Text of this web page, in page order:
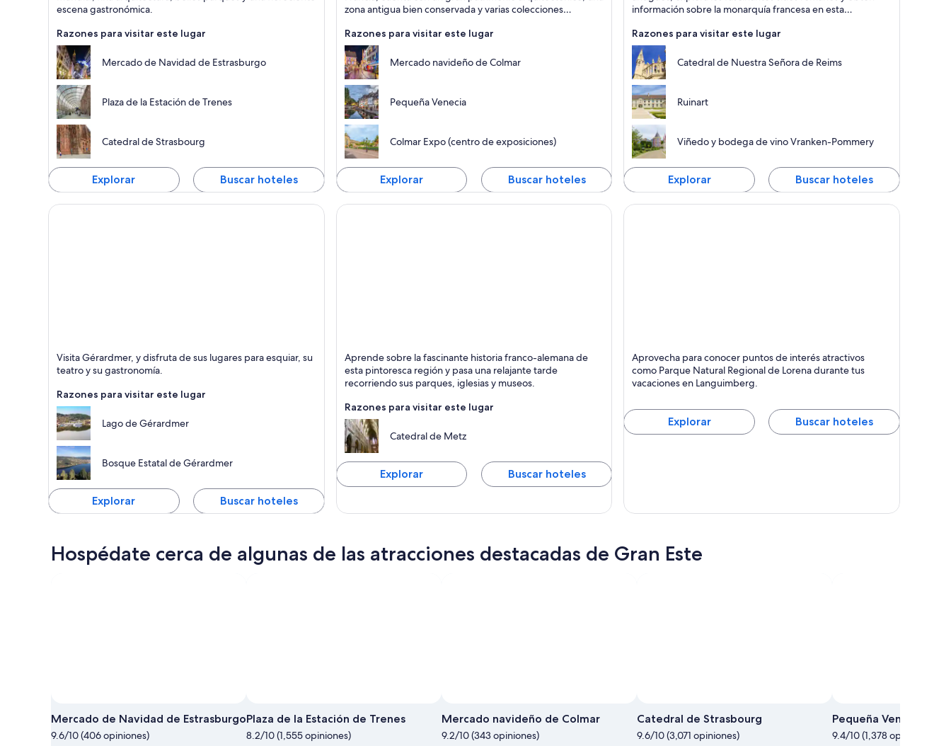
escena gastronómica.
Razones para visitar este lugar
Mercado de Navidad de Estrasburgo
Plaza de la Estación de Trenes
Catedral de Strasbourg
Explorar Buscar hoteles
zona antigua bien conservada y varias colecciones
Razones para visitar este lugar
Mercado navideño de Colmar
Pequeña Venecia
Colmar Expo (centro de exposiciones)
Explorar Buscar hoteles
información sobre la monarquía francesa en esta
Razones para visitar este lugar
Catedral de Nuestra Señora de Reims
Ruinart
Viñedo y bodega de vino Vranken-Pommery
Explorar Buscar hoteles
Lagos, Natación y Paseos a pie
Visita Gérardmer, y disfruta de sus lugares para esquiar, su
teatro y su gastronomía.
Razones para visitar este lugar
Lago de Gérardmer
Bosque Estatal de Gérardmer
Explorar Buscar hoteles
Histórico, Catedrales y Compras
Aprende sobre la fascinante historia franco-alemana de
esta pintoresca región y pasa una relajante tarde
recorriendo sus parques, iglesias y museos.
Razones para visitar este lugar
Catedral de Metz
Explorar Buscar hoteles
Aprovecha para conocer puntos de interés atractivos
como Parque Natural Regional de Lorena durante tus
vacaciones en Languimberg.
Explorar Buscar hoteles
Hospédate cerca de algunas de las atracciones destacadas de Gran Este
Mercado de Navidad de Estrasburgo
9.6/10 (406 opiniones)
Plaza de la Estación de Trenes
8.2/10 (1,555 opiniones)
Mercado navideño de Colmar
9.2/10 (343 opiniones)
Catedral de Strasbourg
9.6/10 (3,071 opiniones)
Pequeña Venecia
9.4/10 (1,378 opiniones)